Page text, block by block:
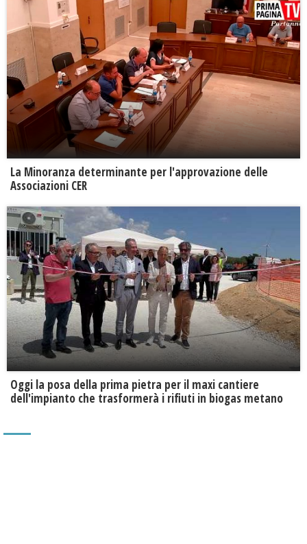
La Minoranza determinante per l'approvazione delle
Associazioni CER
Oggi la posa della prima pietra per il maxi cantiere
dell'impianto che trasformerà i rifiuti in biogas metano